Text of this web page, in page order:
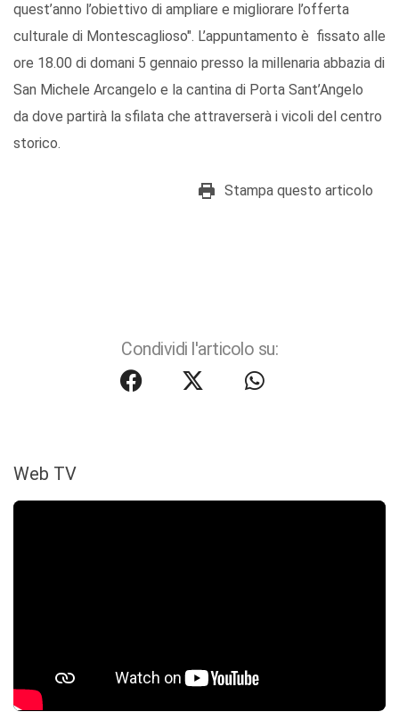
quest’anno l’obiettivo di ampliare e migliorare l’offerta
culturale di Montescaglioso". L’appuntamento è fissato alle
ore 18.00 di domani 5 gennaio presso la millenaria abbazia di
San Michele Arcangelo e la cantina di Porta Sant’Angelo
da dove partirà la sfilata che attraverserà i vicoli del centro
storico.
Stampa questo articolo
Condividi l'articolo su:
Web TV